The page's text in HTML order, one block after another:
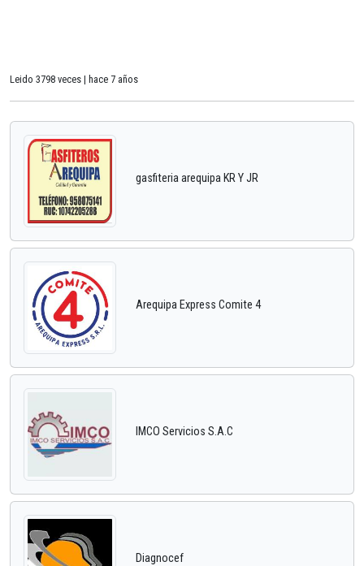
Leido 3798 veces | hace 7 años
gasfiteria arequipa KR Y JR
Arequipa Express Comite 4
IMCO Servicios S.A.C
Diagnocef